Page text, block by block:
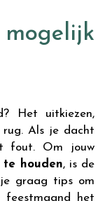
Het uitkiezen,
rug. Als je dacht
fout. Om jouw
houden, is de
graag tips om
feestmaand het